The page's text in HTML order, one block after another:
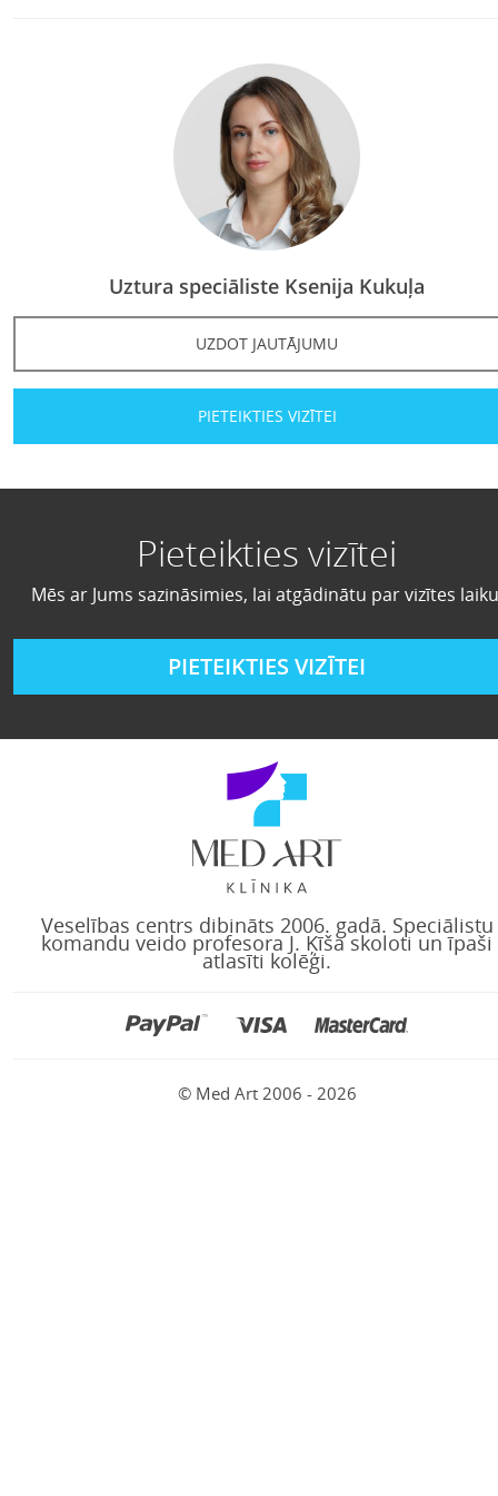
Uztura speciāliste Ksenija Kukuļa
UZDOT JAUTĀJUMU
PIETEIKTIES VIZĪTEI
Pieteikties vizītei
Mēs ar Jums sazināsimies, lai atgādinātu par vizītes
PIETEIKTIES VIZĪTEI
Veselības centrs dibināts 2006. gadā. Speciālistu
komandu veido profesora J. Ķīša skoloti un īpaši
atlasīti kolēģi.
© Med Art 2006 - 2026